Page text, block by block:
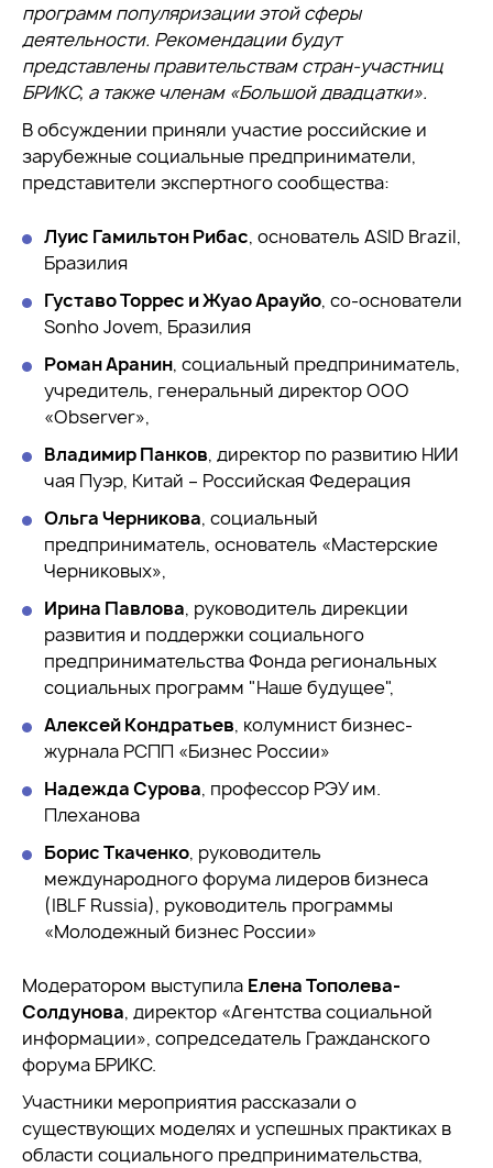
программ популяризации этой сферы
деятельности. Рекомендации будут
представлены правительствам стран-участниц
БРИКС, а также членам «Большой двадцатки».
В обсуждении приняли участие российские и
зарубежные социальные предприниматели,
представители экспертного сообщества:
Луис Гамильтон Рибас, основатель ASID Brazil,
Бразилия
Густаво Торрес и Жуао Арауйо, со-основатели
Sonho Jovem, Бразилия
Роман Аранин, социальный предприниматель,
учредитель, генеральный директор ООО
«Observer»,
Владимир Панков, директор по развитию НИИ
чая Пуэр, Китай – Российская Федерация
Ольга Черникова, социальный
предприниматель, основатель «Мастерские
Черниковых»,
Ирина Павлова, руководитель дирекции
развития и поддержки социального
предпринимательства Фонда региональных
социальных программ "Наше будущее",
Алексей Кондратьев, колумнист бизнес-
журнала РСПП «Бизнес России»
Надежда Сурова, профессор РЭУ им.
Плеханова
Борис Ткаченко, руководитель
международного форума лидеров бизнеса
(IBLF Russia), руководитель программы
«Молодежный бизнес России»
Модератором выступила Елена Тополева-
Солдунова, директор «Агентства социальной
информации», сопредседатель Гражданского
форума БРИКС.
Участники мероприятия рассказали о
существующих моделях и успешных практиках в
области социального предпринимательства,